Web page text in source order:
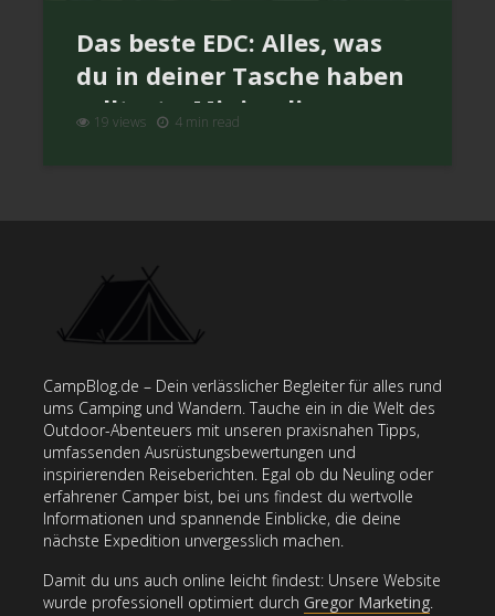
Das beste EDC: Alles, was
du in deiner Tasche haben
solltest – Minimalismus
19 views 4 min read
CampBlog.de – Dein verlässlicher Begleiter für alles rund
ums Camping und Wandern. Tauche ein in die Welt des
Outdoor-Abenteuers mit unseren praxisnahen Tipps,
umfassenden Ausrüstungsbewertungen und
inspirierenden Reiseberichten. Egal ob du Neuling oder
erfahrener Camper bist, bei uns findest du wertvolle
Informationen und spannende Einblicke, die deine
nächste Expedition unvergesslich machen.
Damit du uns auch online leicht findest: Unsere Website
wurde professionell optimiert durch Gregor Marketing.